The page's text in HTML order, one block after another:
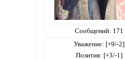
Сообщений: 171
Уважение: [+9/-2]
Позитив: [+3/-1]